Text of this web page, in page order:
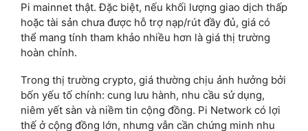
Pi mainnet thật. Đặc biệt, nếu khối lượng giao dịch thấp
hoặc tài sản chưa được hỗ trợ nạp/rút đầy đủ, giá có
thể mang tính tham khảo nhiều hơn là giá thị trường
hoàn chỉnh.
Trong thị trường crypto, giá thường chịu ảnh hưởng bởi
bốn yếu tố chính: cung lưu hành, nhu cầu sử dụng,
niêm yết sàn và niềm tin cộng đồng. Pi Network có lợi
thế ở cộng đồng lớn, nhưng vẫn cần chứng minh nhu